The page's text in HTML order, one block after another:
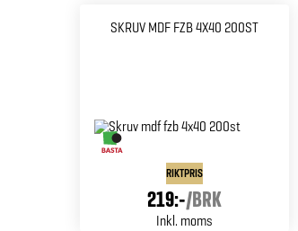
SKRUV MDF FZB 4X40 200ST
RIKTPRIS
219:-/BRK
Inkl. moms